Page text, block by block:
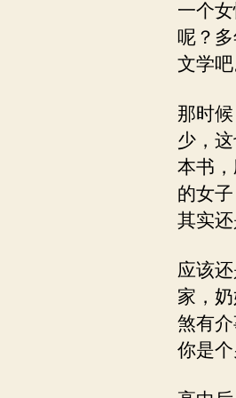
一个
呢？
文学
那时
少，
本书
的女
其实
应该
家，
煞有
你是